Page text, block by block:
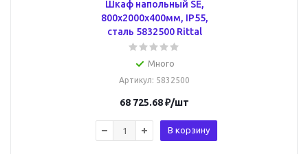
Шкаф напольный SE,
800x2000x400мм, IP55,
сталь 5832500 Rittal
Много
Артикул: 5832500
68 725.68₽/шт
В корзину